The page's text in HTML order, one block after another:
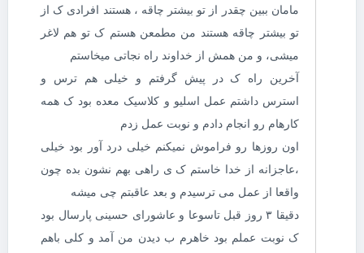
مامان ببین چقدر از تو بیشتر چاقه ، هستند افرادی ک از
تو بیشتر چاقه هستند من مطمعن هستم ک تو هم لاغر
میشی، و من همش از خداوند راه نجاتی میخاستم
آخرین راه ک در پیش گرفتم و خیلی هم ترس و
استرس داشتم عمل اسلیو و کلاسیک معده بود ک همه
کارهام رو انجام دادم و نوبت عمل زدم
اون روزها رو فراموش نمیکنم خیلی درد آور بود خیلی
،عاجزانه از خدا خاستم ک ی راهی بهم نشون بده چون
واقعا از عمل می ترسیدم و بعد عاقبتم چی میشه
دقیقا ۳ روز قبل تاسوعا و عاشورای حسینی پارسال بود
ک نوبت عملم بود خاهرم ب دیدن من آمد و کلی باهم